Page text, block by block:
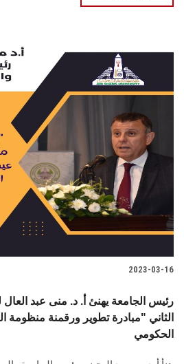
2023-03-16
رئيس الجامعة يهنئ أ. د. منى عبد
الثاني "مبادرة تطوير ورقمنة منظومة
الحكومي